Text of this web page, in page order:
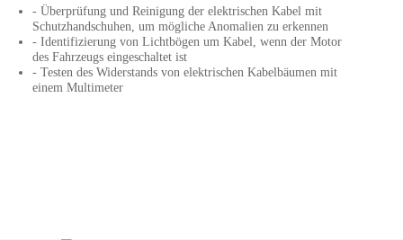
- Überprüfung und Reinigung der elektrischen Kabel mit
Schutzhandschuhen, um mögliche Anomalien zu erkennen
- Identifizierung von Lichtbögen um Kabel, wenn der Motor
des Fahrzeugs eingeschaltet ist
- Testen des Widerstands von elektrischen Kabelbäumen mit
einem Multimeter